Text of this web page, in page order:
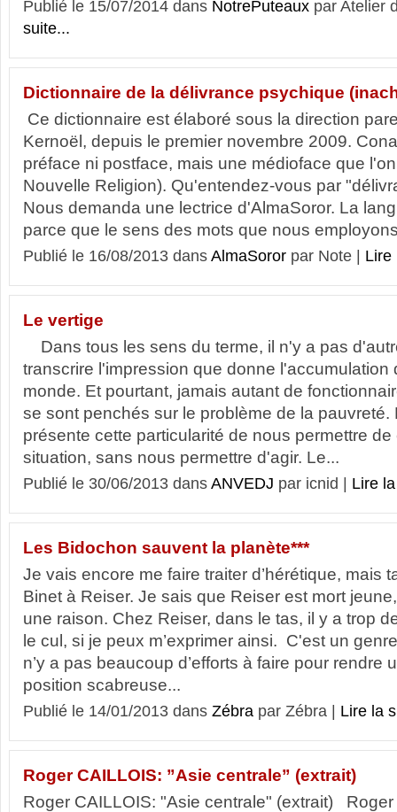
Publié le 15/07/2014 dans NotrePuteaux par Atelier
suite...
Dictionnaire de la délivrance psychique
Ce dictionnaire est élaboré sous la direction
Kernoël, depuis le premier novembre 2009.
préface ni postface, mais une médioface que
Nouvelle Religion). Qu'entendez-vous par
Nous demanda une lectrice d'AlmaSoror. La
parce que le sens des mots que nous
Publié le 16/08/2013 dans AlmaSoror par Note | Lire
Le vertige
Dans tous les sens du terme, il n'y a pas
transcrire l'impression que donne l'accumulation
monde. Et pourtant, jamais autant de
se sont penchés sur le problème de la pauvreté.
présente cette particularité de nous permettre
situation, sans nous permettre d'agir. Le...
Publié le 30/06/2013 dans ANVEDJ par icnid | Lire
Les Bidochon sauvent la planète***
Je vais encore me faire traiter d’hérétique, mais
Binet à Reiser. Je sais que Reiser est mort
une raison. Chez Reiser, dans le tas, il y a trop
le cul, si je peux m’exprimer ainsi. C'est un
n’y a pas beaucoup d’efforts à faire pour rendre
position scabreuse...
Publié le 14/01/2013 dans Zébra par Zébra | Lire la
Roger CAILLOIS: ”Asie centrale” (extrait)
Roger CAILLOIS: "Asie centrale" (extrait)